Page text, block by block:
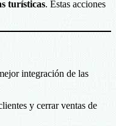
turísticas. Estas acciones
integración de las
y cerrar ventas de